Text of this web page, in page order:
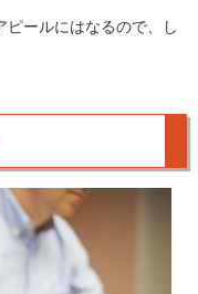
ピールにはなるので、し